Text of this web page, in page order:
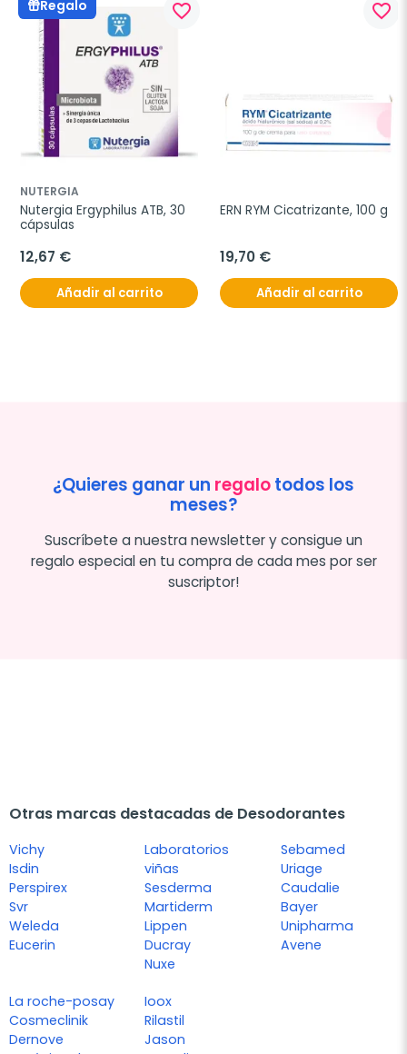
Regalo favorite_border
NUTERGIA
Nutergia Ergyphilus ATB, 30
cápsulas
12,67 €
Añadir al carrito
favorite_border
ERN RYM Cicatrizante, 100 g
19,70 €
Añadir al carrito
¿Quieres ganar un regalotodos los
meses?
Suscríbete a nuestra newsletter y consigue un
regalo especial en tu compra de cada mes por ser
suscriptor!
Otras marcas destacadas de Desodorantes
Vichy
Isdin
Perspirex
Svr
Weleda
Eucerin
Laboratorios
viñas
Sesderma
Martiderm
Lippen
Ducray
Nuxe
Sebamed
Uriage
Caudalie
Bayer
Unipharma
Avene
La roche-posay
Cosmeclinik
Dernove
Ioox
Rilastil
Jason